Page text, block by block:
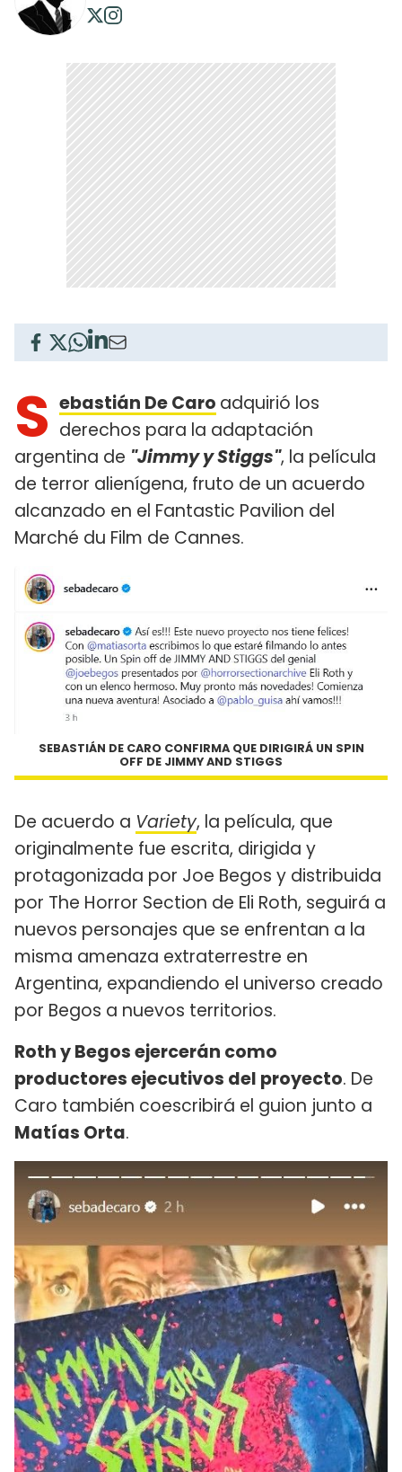
S ebastián De Caro adquirió los
derechos para la adaptación
argentina de "Jimmy y Stiggs", la película
de terror alienígena, fruto de un acuerdo
alcanzado en el Fantastic Pavilion del
Marché du Film de Cannes.
SEBASTIÁN DE CARO CONFIRMA QUE DIRIGIRÁ UN SPIN
OFF DE JIMMY AND STIGGS
De acuerdo a Variety, la película, que
originalmente fue escrita, dirigida y
protagonizada por Joe Begos y distribuida
por The Horror Section de Eli Roth, seguirá a
nuevos personajes que se enfrentan a la
misma amenaza extraterrestre en
Argentina, expandiendo el universo creado
por Begos a nuevos territorios.
Roth y Begos ejercerán como
productores ejecutivos del proyecto. De
Caro también coescribirá el guion junto a
Matías Orta.